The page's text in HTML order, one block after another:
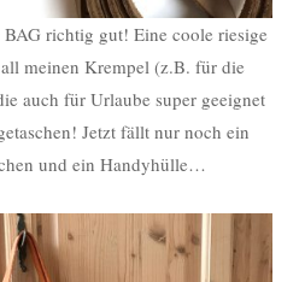
richtig gut! Eine coole riesige
meinen Krempel (z.B. für die
auch für Urlaube super geeignet
Jetzt fällt nur noch ein
und ein Handyhülle…